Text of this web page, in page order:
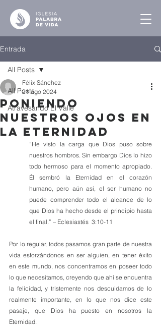
Entrada
All Posts
Atravesando El Valle
All Posts
Poniendo
Nuestros Ojos en
la Eternidad
Félix Sánchez
21 ago 2024
“He visto la carga que Dios puso sobre
nuestros hombros. Sin embargo Dios lo hizo
todo hermoso para el momento apropiado.
Él sembró la Eternidad en el corazón
humano, pero aún así, el ser humano no
puede comprender todo el alcance de lo
que Dios ha hecho desde el principio hasta
el final.” – Eclesiastés  3:10-11
Por lo regular, todos pasamos gran parte de nuestra
vida esforzándonos en ser alguien, en tener éxito
en este mundo, nos concentramos en poseer todo
lo que necesitamos, creyendo que ahí se encuentra
la felicidad, y tristemente nos descuidamos de lo
realmente importante, en lo que nos dice este
pasaje, que Dios ha puesto en nosotros la
Eternidad.